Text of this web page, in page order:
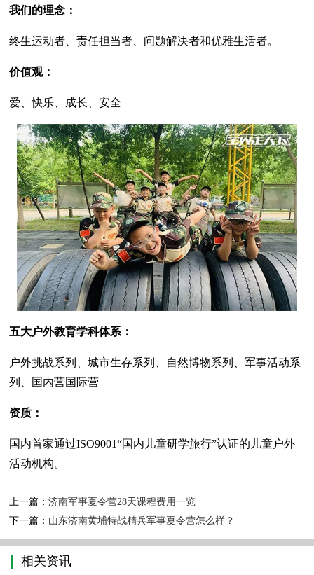
我们的理念：
终生运动者、责任担当者、问题解决者和优雅生活者。
价值观：
爱、快乐、成长、安全
五大户外教育学科体系：
户外挑战系列、城市生存系列、自然博物系列、军事活动系
列、国内营国际营
资质：
国内首家通过ISO9001“国内儿童研学旅行”认证的儿童户外
活动机构。
上一篇：济南军事夏令营28天课程费用一览
下一篇： 山东济南黄埔特战精兵军事夏令营怎么样？
相关资讯